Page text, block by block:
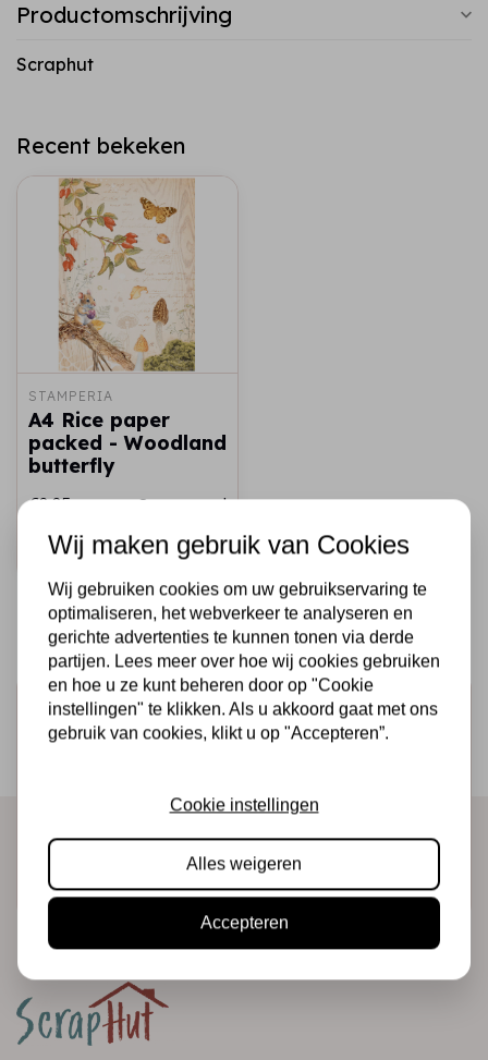
Productomschrijving
Scraphut
Recent bekeken
STAMPERIA
A4 Rice paper
packed - Woodland
butterfly
€2,25 Op voorraad
Snel toevoegen
Schrijf je in voor de nieuwsbrief
Ontvang als eerste onze actie en nieuwe producten
Wij maken gebruik van Cookies
Wij gebruiken cookies om uw gebruikservaring te
optimaliseren, het webverkeer te analyseren en
gerichte advertenties te kunnen tonen via derde
partijen. Lees meer over hoe wij cookies gebruiken
en hoe u ze kunt beheren door op "Cookie
instellingen" te klikken. Als u akkoord gaat met ons
gebruik van cookies, klikt u op "Accepteren”.
Cookie instellingen
Alles weigeren
Accepteren